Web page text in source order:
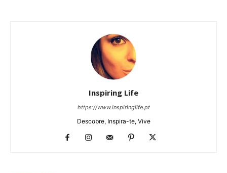
Inspiring Life
https://www.inspiringlife.pt
Descobre, Inspira-te, Vive